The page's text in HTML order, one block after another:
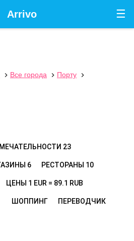
☰
Arrivo
 Все города  Порту

23
6 РЕСТОРАНЫ 10
ЦЕНЫ 1 EUR = 89.1 RUB
ШОППИНГ ПЕРЕВОДЧИК